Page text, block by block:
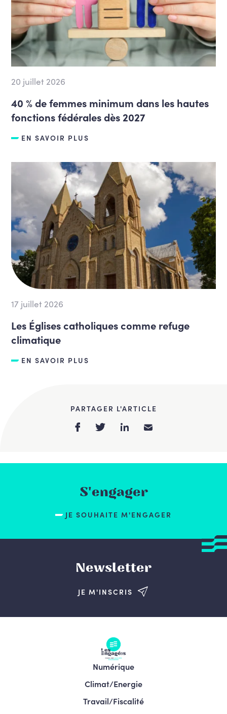
20 juillet 2026
40 % de femmes minimum dans les hautes
fonctions fédérales dès 2027
EN SAVOIR PLUS
17 juillet 2026
Les Églises catholiques comme refuge
climatique
EN SAVOIR PLUS
PARTAGER L'ARTICLE
S'engager
JE SOUHAITE M'ENGAGER
Newsletter
JE M'INSCRIS
Numérique
Climat/Energie
Travail/Fiscalité